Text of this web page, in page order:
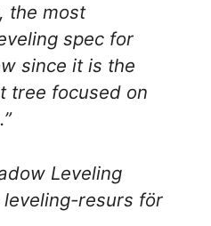
the most
spec for
since it is the
tree focused on
Leveling
leveling-resurs för